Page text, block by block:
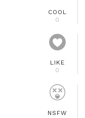
COOL
0
LIKE
0
NSFW